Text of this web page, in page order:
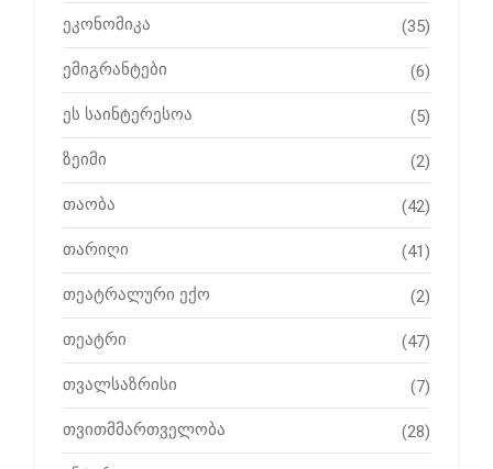
ეკონომიკა (35)
ემიგრანტები (6)
ეს საინტერესოა (5)
ზეიმი (2)
თაობა (42)
თარიღი (41)
თეატრალური ექო (2)
თეატრი (47)
თვალსაზრისი (7)
თვითმმართველობა (28)